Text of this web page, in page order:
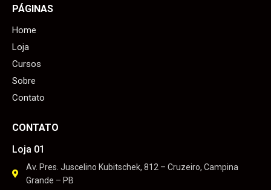
PÁGINAS
Home
Loja
Cursos
Sobre
Contato
CONTATO
Loja 01
Av. Pres. Juscelino Kubitschek, 812 – Cruzeiro, Campina
Grande – PB